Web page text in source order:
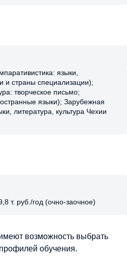
языки,
и страны специализации);
творческое письмо;
языки); Зарубежная
литература, культура Чехии
т. руб./год (очно-заочное)
возможность выбрать
обучения.